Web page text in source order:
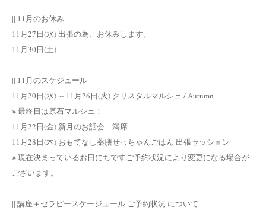
|| 11月のお休み
11月27日(水) 出張の為、お休みします。
11月30日(土)
|| 11月のスケジュール
11月20日(水) ～11月26日(火) クリスタルマルシェ / Autumn
※ 最終日は原石マルシェ！
11月22日(金) 新月のお話会 満席
11月28日(木) おもてなし薬膳せっちゃんごはん 出張セッション
※ 現在決まっているお日にちですご予約状況により変更になる場合が
ございます。
|| 講座＋セラピースケージュール ご予約状況 について